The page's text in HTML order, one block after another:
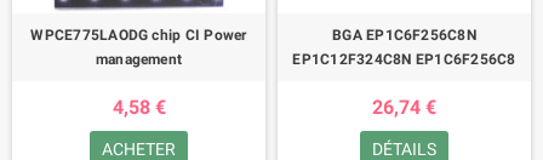
WPCE775LAODG chip CI Power
management
4,58 €
ACHETER
BGA EP1C6F256C8N
EP1C12F324C8N EP1C6F256C8
26,74 €
DÉTAILS